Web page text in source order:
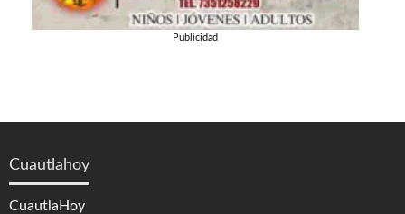
Publicidad
Cuautlahoy
CuautlaHoy